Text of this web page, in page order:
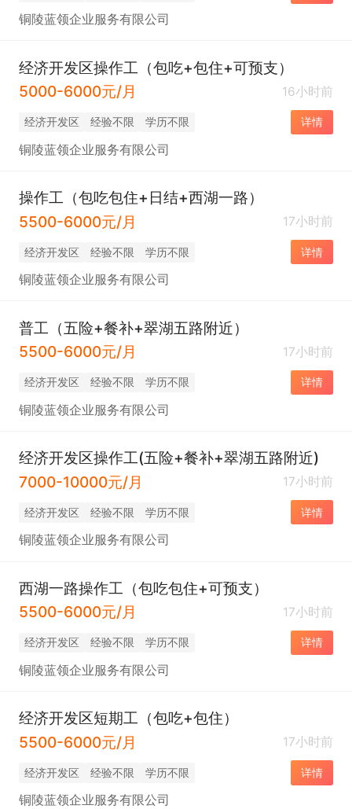
铜陵蓝领企业服务有限公司
经济开发区操作工（包吃+包住+可预支）
5000-6000元/月
16小时前
经济开发区 经验不限 学历不限 详情
铜陵蓝领企业服务有限公司
操作工（包吃包住+日结+西湖一路）
5500-6000元/月
17小时前
经济开发区 经验不限 学历不限 详情
铜陵蓝领企业服务有限公司
普工（五险+餐补+翠湖五路附近）
5500-6000元/月
17小时前
经济开发区 经验不限 学历不限 详情
铜陵蓝领企业服务有限公司
经济开发区操作工(五险+餐补+翠湖五路附近)
7000-10000元/月
17小时前
经济开发区 经验不限 学历不限 详情
铜陵蓝领企业服务有限公司
西湖一路操作工（包吃包住+可预支）
5500-6000元/月
17小时前
经济开发区 经验不限 学历不限 详情
铜陵蓝领企业服务有限公司
经济开发区短期工（包吃+包住）
5500-6000元/月
17小时前
经济开发区 经验不限 学历不限 详情
铜陵蓝领企业服务有限公司